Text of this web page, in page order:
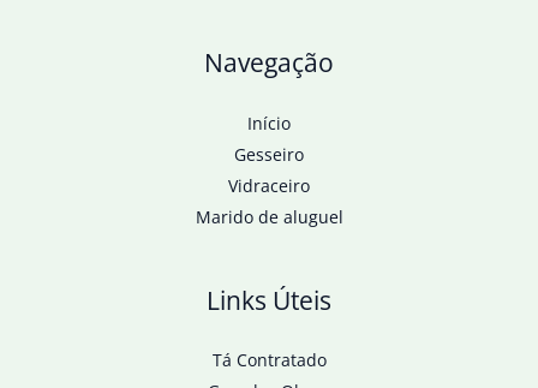
Navegação
Início
Gesseiro
Vidraceiro
Marido de aluguel
Links Úteis
Tá Contratado